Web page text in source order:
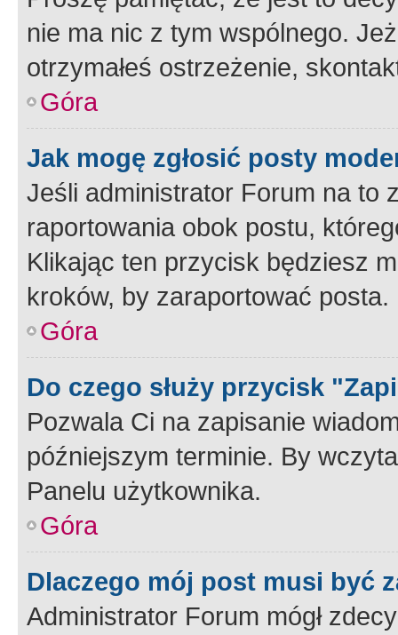
nie ma nic z tym wspólnego.
otrzymałeś ostrzeżenie,
Góra
Jak mogę zgłosić posty
Jeśli administrator Forum na to
raportowania obok postu,
Klikając ten przycisk będziesz
kroków, by zaraportować posta.
Góra
Do czego służy przycisk
Pozwala Ci na zapisanie
późniejszym terminie. By
Panelu użytkownika.
Góra
Dlaczego mój post musi być
Administrator Forum mógł